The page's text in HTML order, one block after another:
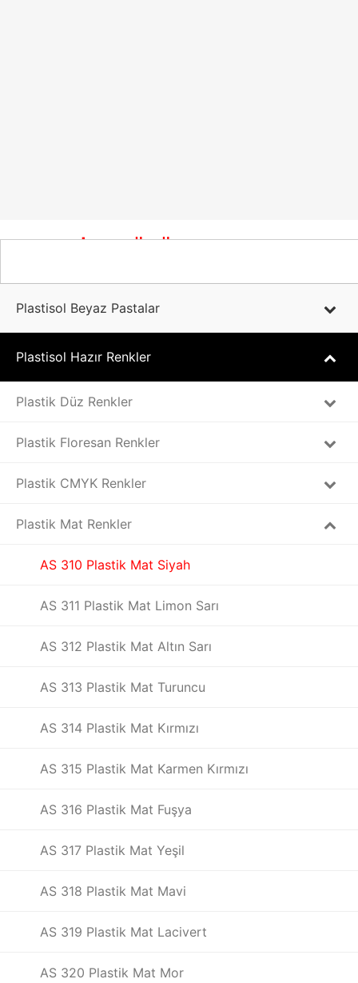
PLASTİSOL ÜRÜNLER
Plastisol Beyaz Pastalar
Plastisol Hazır Renkler
Plastik Düz Renkler
Plastik Floresan Renkler
Plastik CMYK Renkler
Plastik Mat Renkler
AS 310 Plastik Mat Siyah
AS 311 Plastik Mat Limon Sarı
AS 312 Plastik Mat Altın Sarı
AS 313 Plastik Mat Turuncu
AS 314 Plastik Mat Kırmızı
AS 315 Plastik Mat Karmen Kırmızı
AS 316 Plastik Mat Fuşya
AS 317 Plastik Mat Yeşil
AS 318 Plastik Mat Mavi
AS 319 Plastik Mat Lacivert
AS 320 Plastik Mat Mor